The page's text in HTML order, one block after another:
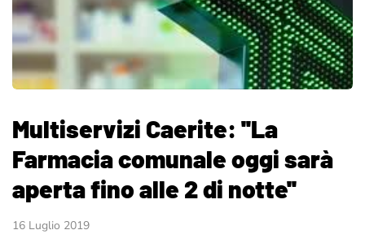
Multiservizi Caerite: ''La
Farmacia comunale oggi sarà
aperta fino alle 2 di notte''
16 Luglio 2019